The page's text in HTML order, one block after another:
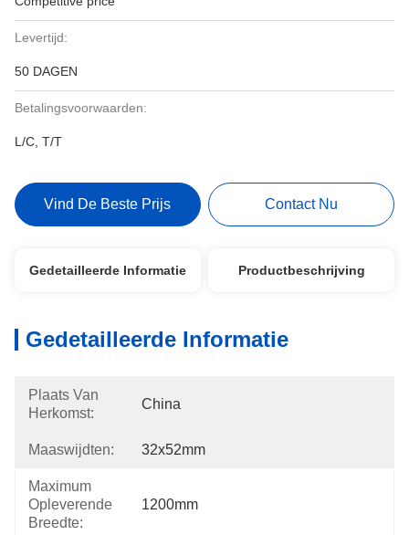
Levertijd:
50 DAGEN
Betalingsvoorwaarden:
L/C, T/T
Vind De Beste Prijs Contact Nu
Gedetailleerde Informatie Productbeschrijving
Gedetailleerde Informatie
Plaats Van
Herkomst:
China
Maaswijdten: 32x52mm
Maximum
Opleverende
Breedte:
1200mm